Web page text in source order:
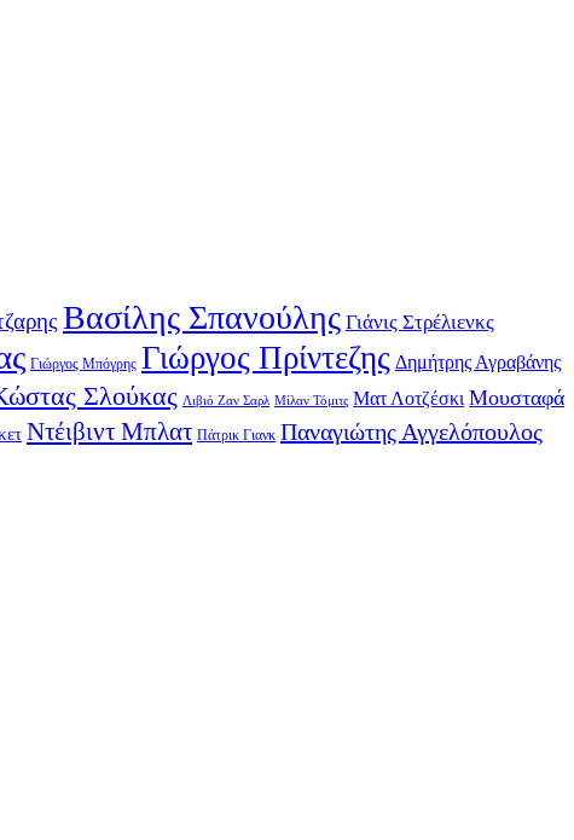
Βασίλης Σπανούλης Γιάνις Στρέλιενκς
Γιώργος Μπόγρης Γιώργος Πρίντεζης Δημήτρης Αγραβάνης
Σλούκας Λιβιό Ζαν Σαρλ Μίλαν Τόμιτς Ματ Λοτζέσκι Μουσταφά
Ντέιβιντ Μπλατ Πάτρικ Γιανκ Παναγιώτης Αγγελόπουλος